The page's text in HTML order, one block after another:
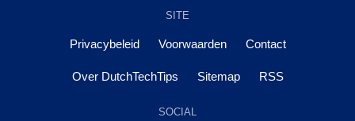
SITE
Privacybeleid Voorwaarden Contact
Over DutchTechTips Sitemap RSS
SOCIAL